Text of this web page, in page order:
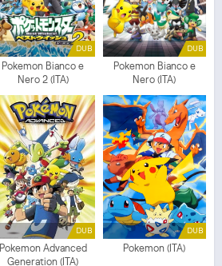
DUB
Pokemon Bianco e
Nero 2 (ITA)
DUB
Pokemon Bianco e
Nero (ITA)
DUB
Pokemon Advanced
Generation (ITA)
DUB
Pokemon (ITA)